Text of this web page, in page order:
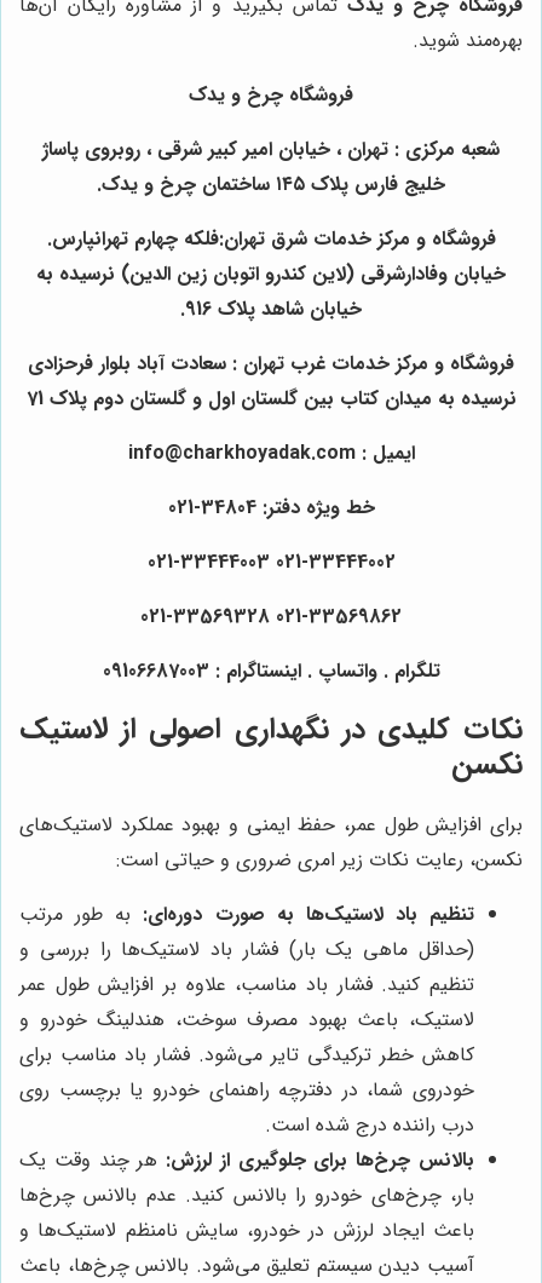
بهره‌مند شوید.
فروشگاه چرخ و یدک
شعبه مرکزی : تهران ، خیابان امیر کبیر شرقی ، روبروی پاساژ
خلیج فارس پلاک ۱۴۵ ساختمان چرخ و یدک.
فروشگاه و مرکز خدمات شرق تهران:فلکه چهارم تهرانپارس.
خیابان وفادارشرقی (لاین کندرو اتوبان زین الدین) نرسیده به
خیابان شاهد پلاک 916.
فروشگاه و مرکز خدمات غرب تهران : سعادت آباد بلوار فرحزادی
نرسیده به میدان کتاب بین گلستان اول و گلستان دوم پلاک 71
ایمیل : info@charkhoyadak.com
خط ویژه دفتر: 34804-021
021-33444002 021-33444003
021-33569862 021-33569328
تلگرام . واتساپ . اینستاگرام : 09106687003
نکات کلیدی در نگهداری اصولی از لاستیک
نکسن
برای افزایش طول عمر، حفظ ایمنی و بهبود عملکرد لاستیک‌های
نکسن، رعایت نکات زیر امری ضروری و حیاتی است:
تنظیم باد لاستیک‌ها به صورت دوره‌ای: به طور مرتب
(حداقل ماهی یک بار) فشار باد لاستیک‌ها را بررسی و
تنظیم کنید. فشار باد مناسب، علاوه بر افزایش طول عمر
لاستیک، باعث بهبود مصرف سوخت، هندلینگ خودرو و
کاهش خطر ترکیدگی تایر می‌شود. فشار باد مناسب برای
خودروی شما، در دفترچه راهنمای خودرو یا برچسب روی
درب راننده درج شده است.
بالانس چرخ‌ها برای جلوگیری از لرزش: هر چند وقت یک
بار، چرخ‌های خودرو را بالانس کنید. عدم بالانس چرخ‌ها
باعث ایجاد لرزش در خودرو، سایش نامنظم لاستیک‌ها و
آسیب دیدن سیستم تعلیق می‌شود. بالانس چرخ‌ها، باعث